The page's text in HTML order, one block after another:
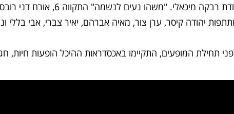
אורחת מיוחדת רבקה
יהודה קיסר, ערן צור, מאיה אברהם, יאיר צברי, אבי בללי
תחילת המופעים, התקיימו באכסדראות ההיכל הופעות חיות,